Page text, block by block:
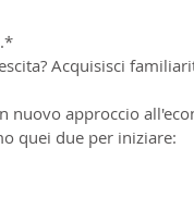
.*
Acquisisci
nuovo approccio
quei due per iniziare: